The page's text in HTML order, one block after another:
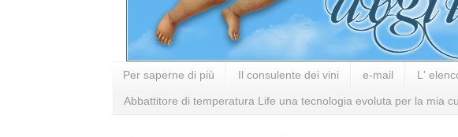
Per saperne di più Il consulente dei vini e-mail L'
Abbattitore di temperatura Life una tecnologia evoluta per la mia